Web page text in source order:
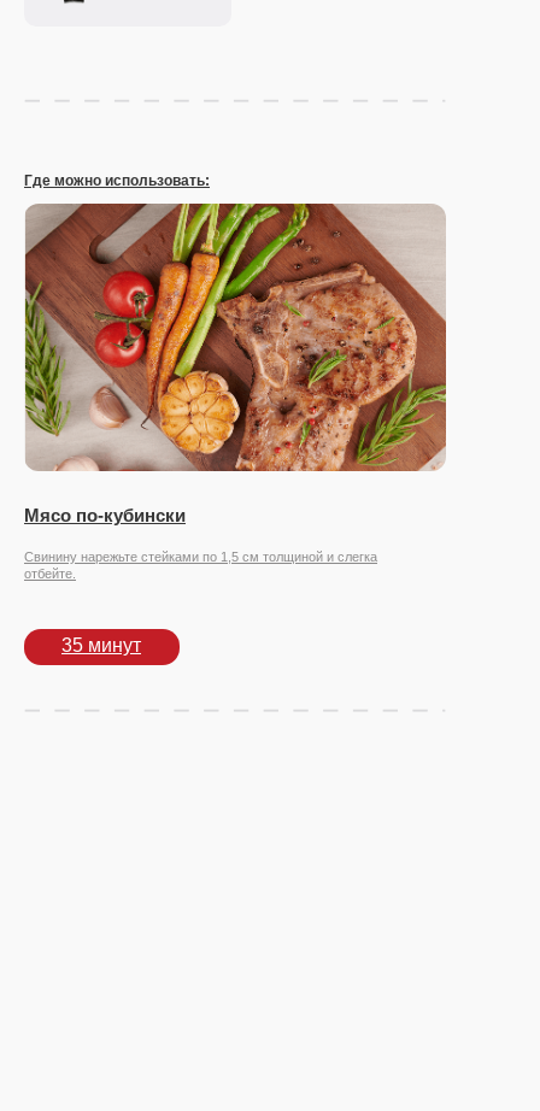
Где можно использовать:
Мясо по-кубински
Свинину нарежьте стейками по 1,5 см толщиной и слегка
отбейте.
35 минут